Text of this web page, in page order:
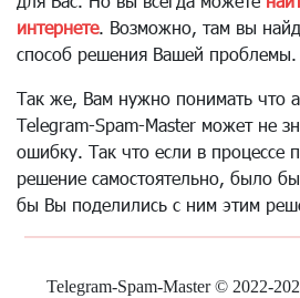
интернете. Возможно, там вы
способ решения Вашей проблемы.
Так же, Вам нужно понимать что
Telegram-Spam-Master может не
ошибку. Так что если в процессе
решение самостоятельно, было
бы Вы поделились с ним этим
Telegram-Spam-Master © 2022-